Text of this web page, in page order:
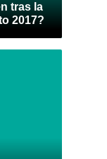
tras la
2017?